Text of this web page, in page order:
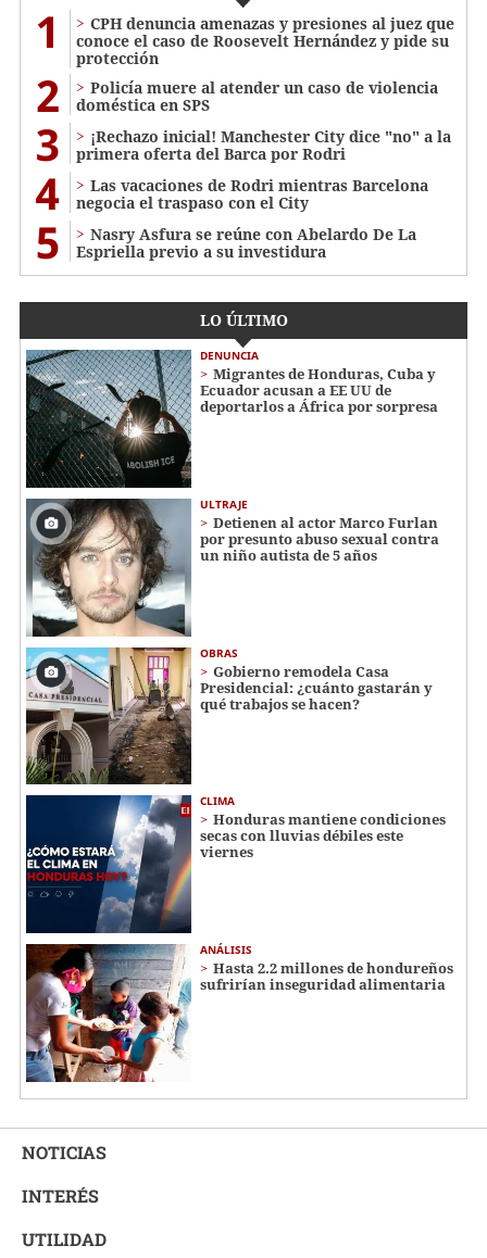
1
CPH denuncia amenazas y presiones al juez que
conoce el caso de Roosevelt Hernández y pide su
protección
2
Policía muere al atender un caso de violencia
doméstica en SPS
3
¡Rechazo inicial! Manchester City dice "no" a la
primera oferta del Barca por Rodri
4
Las vacaciones de Rodri mientras Barcelona
negocia el traspaso con el City
5
Nasry Asfura se reúne con Abelardo De La
Espriella previo a su investidura
LO ÚLTIMO
DENUNCIA
Migrantes de Honduras, Cuba y
Ecuador acusan a EE UU de
deportarlos a África por sorpresa
ULTRAJE
Detienen al actor Marco Furlan
por presunto abuso sexual contra
un niño autista de 5 años
OBRAS
Gobierno remodela Casa
Presidencial: ¿cuánto gastarán y
qué trabajos se hacen?
CLIMA
Honduras mantiene condiciones
secas con lluvias débiles este
viernes
ANÁLISIS
Hasta 2.2 millones de hondureños
sufrirían inseguridad alimentaria
NOTICIAS
INTERÉS
UTILIDAD